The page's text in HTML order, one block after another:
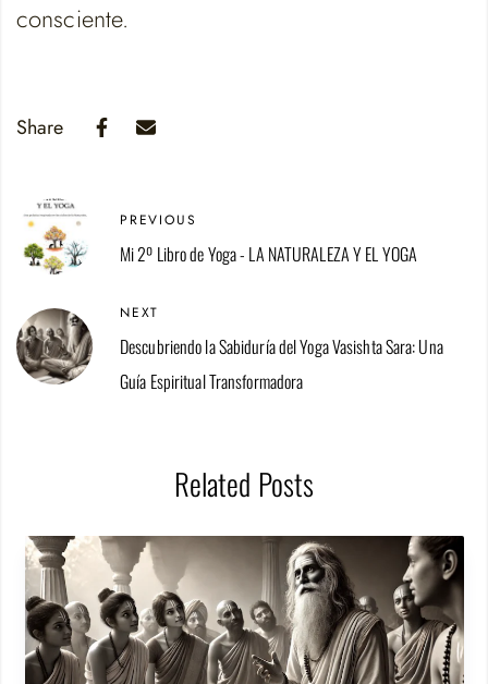
consciente.
Share
PREVIOUS
Mi 2º Libro de Yoga - LA NATURALEZA Y EL YOGA
NEXT
Descubriendo la Sabiduría del Yoga Vasishta Sara: Una
Guía Espiritual Transformadora
Related Posts